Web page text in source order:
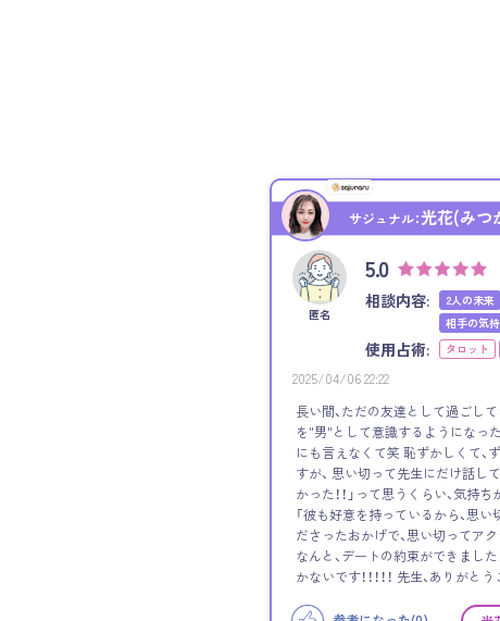
サジュナル：光花(みつ
匿名
5.0
相談内容: 2人の未来
相手の気
使用占術: タロット
2025/04/06 22:22
長い間、ただの友達として過ごし
を"男"として意識するようになっ
にも言えなくて笑 恥ずかしくて、
すが、 思い切って先生にだけ話し
かった！！」って思うくらい、気持
「彼も好意を持っているから、思い
ださったおかげで、思い切ってア
なんと、デートの約束ができました！！
かないです！！！！！ 先生、ありがとう